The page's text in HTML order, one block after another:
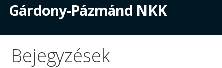
Gárdony-Pázmánd NKK
Bejegyzések